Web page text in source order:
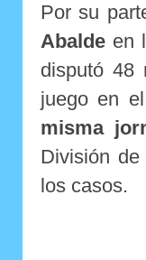
Por su
Abalde en
disputó 48
juego en
misma
División
los casos.